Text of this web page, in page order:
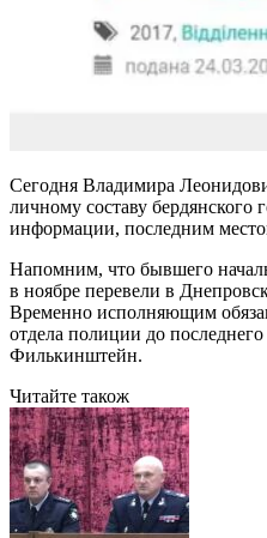
Сегодня Владимира
личному составу
информации, последним
Напомним, что бывшего
в ноябре перевели в
Временно исполняющим
отдела полиции до
Филькинштейн.
Читайте також